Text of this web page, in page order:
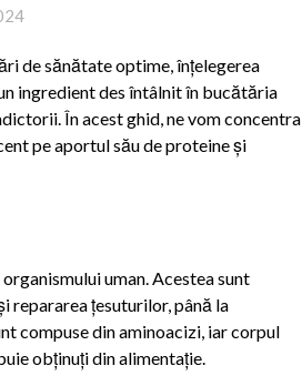
de sănătate optime, înțelegerea
ingredient des întâlnit în bucătăria
În acest ghid, ne vom concentra
pe aportul său de proteine și
uman. Acestea sunt
repararea țesuturilor, până la
compuse din aminoacizi, iar corpul
obținuți din alimentație.